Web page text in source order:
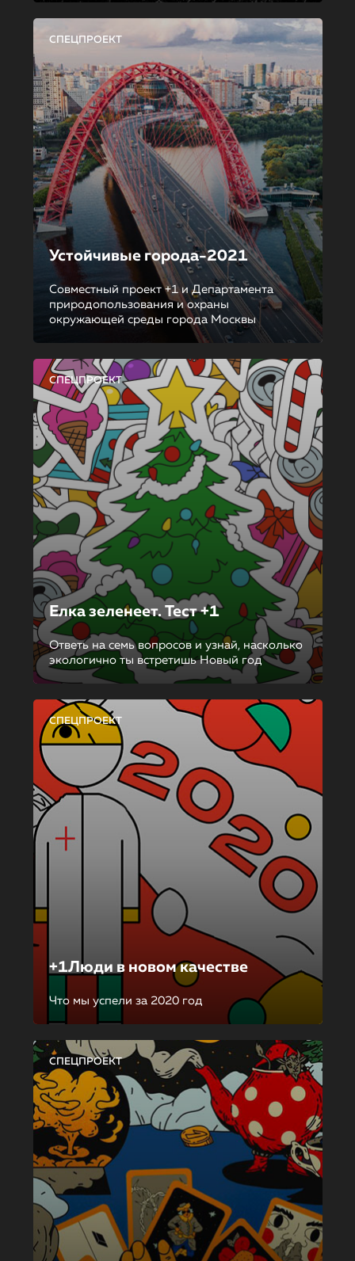
СПЕЦПРОЕКТ
Устойчивые города-2021
Совместный проект +1 и Департамента
природопользования и охраны
окружающей среды города Москвы
СПЕЦПРОЕКТ
Елка зеленеет. Тест +1
Ответь на семь вопросов и узнай, насколько
экологично ты встретишь Новый год
СПЕЦПРОЕКТ
+1Люди в новом качестве
Что мы успели за 2020 год
СПЕЦПРОЕКТ